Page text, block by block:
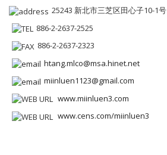
25243 新北市三芝区田心子10-1号
886-2-2637-2525
886-2-2637-2323
htang.mlco@msa.hinet.net
miinluen1123@gmail.com
www.miinluen3.com
www.cens.com/miinluen3